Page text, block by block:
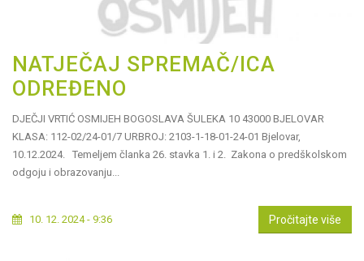
NATJEČAJ SPREMAČ/ICA
ODREĐENO
DJEČJI VRTIĆ OSMIJEH BOGOSLAVA ŠULEKA 10 43000 BJELOVAR
KLASA: 112-02/24-01/7 URBROJ: 2103-1-18-01-24-01 Bjelovar,
10.12.2024. Temeljem članka 26. stavka 1. i 2. Zakona o predškolskom
odgoju i obrazovanju...
10. 12. 2024 - 9:36 Pročitajte više